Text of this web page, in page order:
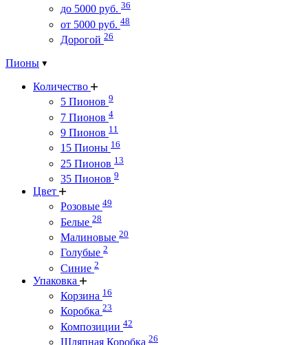
до 5000 руб. 36
от 5000 руб. 48
Дорогой 26
Пионы
Количество
5 Пионов 9
7 Пионов 4
9 Пионов 11
15 Пионы 16
25 Пионов 13
35 Пионов 9
Цвет
Розовые 49
Белые 28
Малиновые 20
Голубые 2
Синие 2
Упаковка
Корзина 16
Коробка 23
Композиции 42
Шляпная Коробка 26